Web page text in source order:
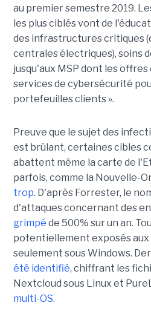
au premier semestre 2019.
les plus ciblés vont de
des infrastructures critiques
centrales électriques), soins
jusqu'aux MSP dont les
services de cybersécurité
portefeuilles clients ».
Preuve que le sujet des
est brûlant, certaines cibles
abattent même la carte de
parfois, comme la Nouvelle-
trop. D'après Forrester, le
d'attaques concernant des
grimpé de 500% sur un an.
potentiellement exposés
seulement sous Windows.
été identifié, c hiffrant les
Nextcloud sous Linux et
multi-OS.